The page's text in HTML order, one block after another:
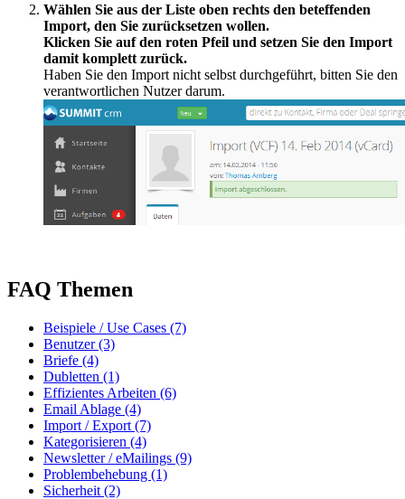
Wählen Sie aus der Liste oben rechts den beteffenden
Import, den Sie zurücksetzen wollen.
Klicken Sie auf den roten Pfeil und setzen Sie den Import
damit komplett zurück.
Haben Sie den Import nicht selbst durchgeführt, bitten Sie den
verantwortlichen Nutzer darum.
FAQ Themen
Beispiele / Use Cases (7)
Benutzer (3)
Briefe (4)
Dubletten (1)
Effizientes Arbeiten (6)
Email Ablage (4)
Import / Export (7)
Kategorisieren (4)
Newsletter / eMailings (9)
Problembehebung (1)
Sicherheit (2)